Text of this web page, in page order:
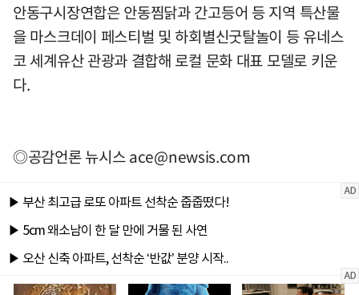
안동구시장연합은 안동찜닭과 간고등어 등 지역 특산물
을 마스크데이 페스티벌 및 하회별신굿탈놀이 등 유네스
코 세계유산 관광과 결합해 로컬 문화 대표 모델로 키운
다.
◎공감언론 뉴시스ace@newsis.com